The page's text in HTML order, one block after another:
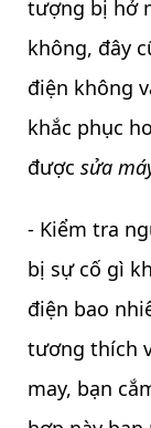
tượng bị hở
không, đây
điện không
khắc phục
đượcsửa
- Kiểm tra
bị sự cố gì
điện bao
tương thích
may, bạn